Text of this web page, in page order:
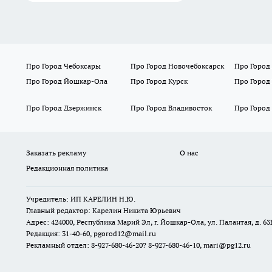
Про Город Чебоксары Про Город Новочебоксарск Про Город
Про Город Йошкар-Ола
Про Город Курск Про
Про Город Дзержинск
Про Город Владивосток Про Город
Заказать рекламу О нас
Редакционная политика
Учредитель: ИП КАРЕЛИН Н.Ю.
Главный редактор: Карелин Никита Юрьевич
Адрес: 424000, Республика Марий Эл, г. Йошкар-Ола, ул. Палантая, д.
Редакция: 31-40-60, pgorod12@mail.ru
Рекламный отдел: 8-927-680-46-20? 8-927-680-46-10, mari@pg12.ru